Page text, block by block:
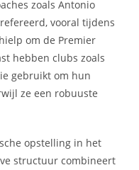
zoals Antonio
vooral tijdens
om de Premier
hebben clubs zoals
gebruikt om hun
ze een robuuste
opstelling in het
structuur combineert